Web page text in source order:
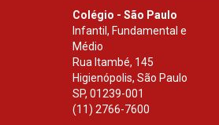
Colégio - São Paulo
Infantil, Fundamental e
Médio
Rua Itambé, 145
Higienópolis, São Paulo
SP, 01239-001
(11) 2766-7600